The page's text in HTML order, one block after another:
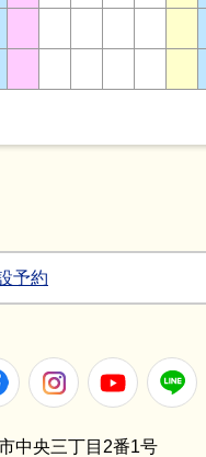
予約
FacebookInstagramYoutube
中央三丁目2番1号